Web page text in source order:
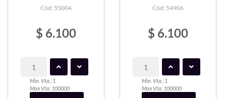
Cód: 55004
$ 6.100
Min. Vta.: 1
Max Vta: 100000
Cód: 54906
$ 6.100
Min. Vta.: 1
Max Vta: 100000